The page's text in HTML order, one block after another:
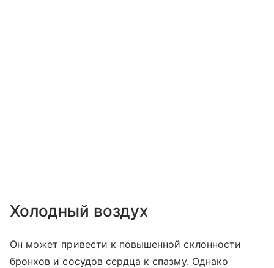
Холодный воздух
Он может привести к повышенной склонности
бронхов и сосудов сердца к спазму. Однако